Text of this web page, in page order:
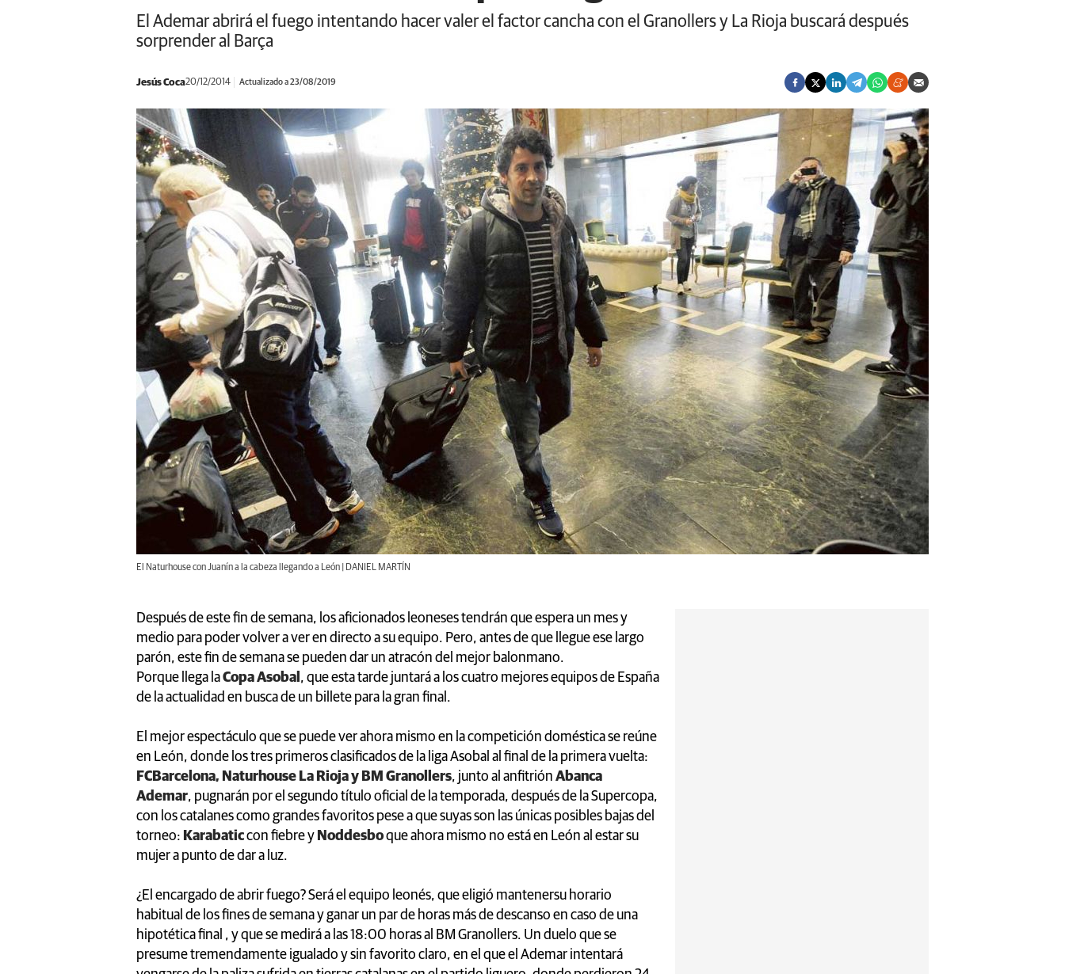
El Ademar abrirá el fuego intentando hacer valer el factor cancha con el Granollers y La Rioja buscará después
sorprender al Barça
Jesús Coca20/12/2014 Actualizado a 23/08/2019
El Naturhouse con Juanín a la cabeza llegando a León | DANIEL MARTÍN
Después de este fin de semana, los aficionados leoneses tendrán que espera un mes y
medio para poder volver a ver en directo a su equipo. Pero, antes de que llegue ese largo
parón, este fin de semana se pueden dar un atracón del mejor balonmano.
Porque llega laCopa Asobal , que esta tarde juntará a los cuatro mejores equipos de España
de la actualidad en busca de un billete para la gran final.
El mejor espectáculo que se puede ver ahora mismo en la competición doméstica se reúne
en León, donde los tres primeros clasificados de la liga Asobal al final de la primera vuelta:
FCBarcelona, Naturhouse La Rioja y BM Granollers, junto al anfitrión Abanca
Ademar, pugnarán por el segundo título oficial de la temporada, después de la Supercopa,
con los catalanes como grandes favoritos pese a que suyas son las únicas posibles bajas del
torneo: Karabaticcon fiebre y Noddesboque ahora mismo no está en León al estar su
mujer a punto de dar a luz.
¿El encargado de abrir fuego? Será el equipo leonés, que eligió mantenersu horario
habitual de los fines de semana y ganar un par de horas más de descanso en caso de una
hipotética final , y que se medirá a las 18:00 horas al BM Granollers. Un duelo que se
presume tremendamente igualado y sin favorito claro, en el que el Ademar intentará